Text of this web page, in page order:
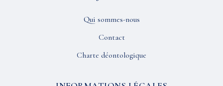
Qui sommes-nous
Contact
Charte déontologique